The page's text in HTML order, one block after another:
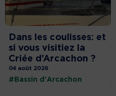
Dans les coulisses: et
si vous visitiez la
Criée d’Arcachon ?
04 août 2026
#Bassin d'Arcachon